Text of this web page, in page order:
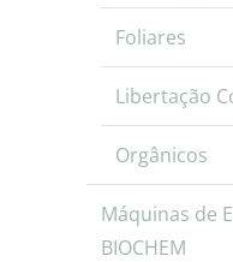
Foliares
Libertação
Orgânicos
Máquinas de
BIOCHEM